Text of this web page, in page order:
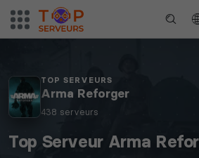
TOP SERVEURS
Arma Reforger
438 serveurs
Top Serveur Arma